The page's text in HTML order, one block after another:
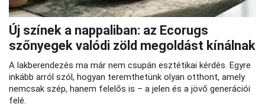
Új színek a nappaliban: az Ecorugs
szőnyegek valódi zöld megoldást kínálnak
A lakberendezés ma már nem csupán esztétikai kérdés. Egyre
inkább arról szól, hogyan teremthetünk olyan otthont, amely
nemcsak szép, hanem felelős is – a jelen és a jövő generációi
felé.